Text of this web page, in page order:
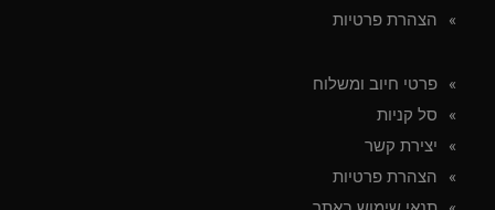
הצהרת פרטיות
פרטי חיוב ומשלוח
סל קניות
יצירת קשר
הצהרת פרטיות